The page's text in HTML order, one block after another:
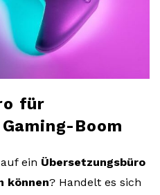
für
Boom
ein Übersetzungsbüro
können? Handelt es sich